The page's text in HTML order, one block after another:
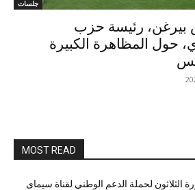
جلسات
بيرغن، رئيسة حزب
حول المظاهرة الكبيرة
MOST READ
الثلاثون لحملة الدعم الوطني لقناة سیمای